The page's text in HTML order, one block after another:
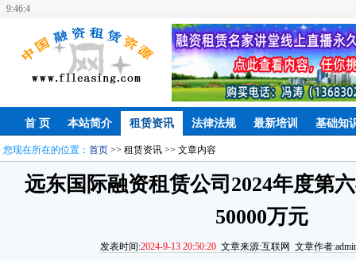
9:46:4
首 页 本站简介 租赁资讯 法律法规 最新培训 基础知
您现在所在的位置： 首页 >> 租赁资讯 >> 文章内容
远东国际融资租赁公司2024年度第
50000万元
发表时间:2024-9-13 20:50:20 文章来源:互联网 文章作者